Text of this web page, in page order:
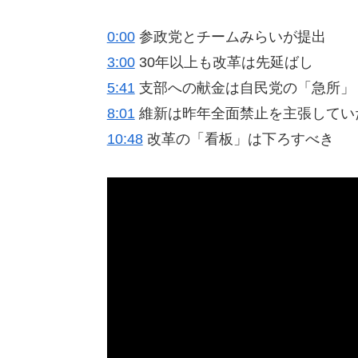
0:00参政党とチームみらいが提出
3:0030年以上も改革は先延ばし
5:41 支部への献金は自民党の「急所」
8:01 維新は昨年全面禁止を主張してい
10:48改革の「看板」は下ろすべき